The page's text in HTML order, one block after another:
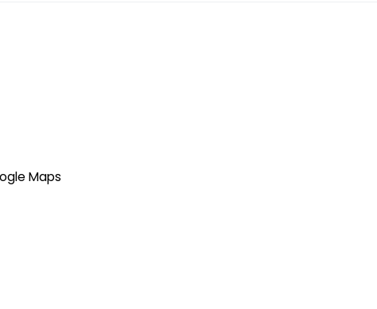
Maps